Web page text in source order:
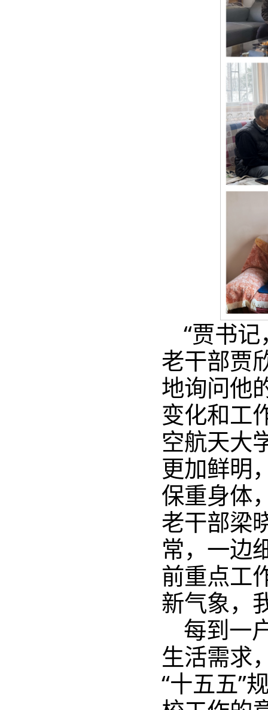
“贾书
老干部贾
地询问他
变化和工
空航天大
更加鲜明
保重身体
老干部梁
常，一边
前重点工
新气象，
每到一
生活需求
“十五五”